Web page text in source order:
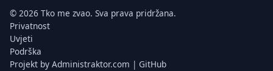
© 2026 Tko me zvao. Sva prava pridržana.
Privatnost
Uvjeti
Podrška
Projekt by Administraktor.com | GitHub